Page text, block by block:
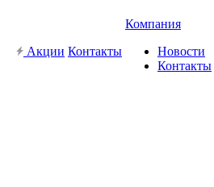
Акции Контакты
Компания
Новости
Контакты